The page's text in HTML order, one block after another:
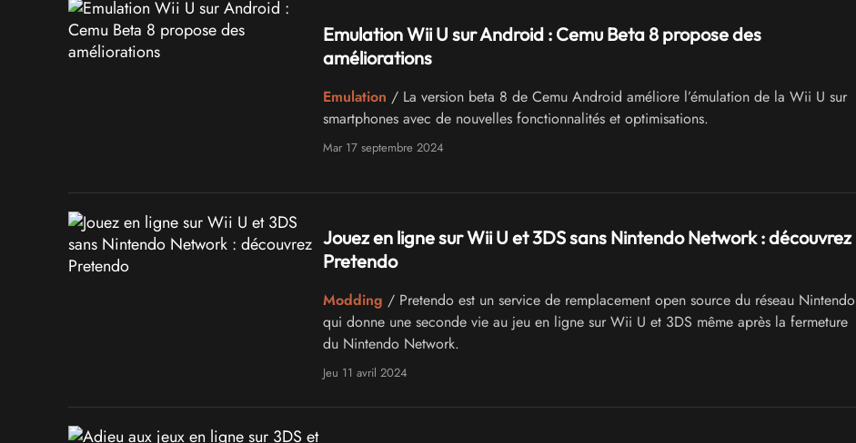
Emulation Wii U sur Android : Cemu Beta 8 propose des
améliorations
Emulation / La version beta 8 de Cemu Android améliore l’émulation de la Wii U sur
smartphones avec de nouvelles fonctionnalités et optimisations.
Mar 17 septembre 2024
Jouez en ligne sur Wii U et 3DS sans Nintendo Network : découvrez
Pretendo
Modding / Pretendo est un service de remplacement open source du réseau Nintendo
qui donne une seconde vie au jeu en ligne sur Wii U et 3DS même après la fermeture
du Nintendo Network.
Jeu 11 avril 2024